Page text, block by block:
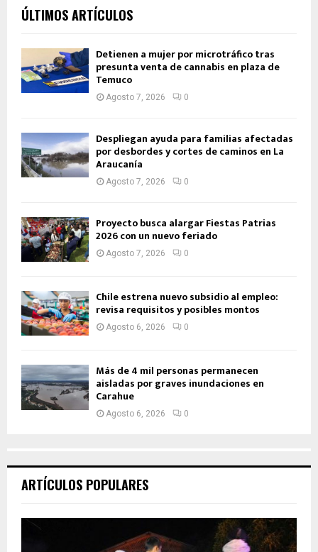
ÚLTIMOS ARTÍCULOS
Detienen a mujer por microtráfico tras
presunta venta de cannabis en plaza de
Temuco
Agosto 7, 2026 0
Despliegan ayuda para familias afectadas
por desbordes y cortes de caminos en La
Araucanía
Agosto 7, 2026 0
Proyecto busca alargar Fiestas Patrias
2026 con un nuevo feriado
Agosto 7, 2026 0
Chile estrena nuevo subsidio al empleo:
revisa requisitos y posibles montos
Agosto 6, 2026 0
Más de 4 mil personas permanecen
aisladas por graves inundaciones en
Carahue
Agosto 6, 2026 0
ARTÍCULOS POPULARES